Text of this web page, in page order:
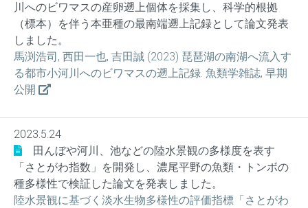
川へのビワマスの産卵遡上個体を採集し、科学的根拠
（標本）を伴う本亜種の最南端遡上記録として論文発表
しました。
馬渕浩司, 西田一也, 吉田誠 (2023) 琵琶湖の南湖へ流入す
る都市小河川へのビワマスの遡上記録. 魚類学雑誌, 早期
公開
2023.5.24
田んぼや河川、池などの陸水景観の多様度を表す
「さとがわ指数」を開発し、濃尾平野の魚類・トンボの
種多様性で検証した論文を発表しました。
陸水景観に基づく淡水生物多様性の評価指標「さとがわ